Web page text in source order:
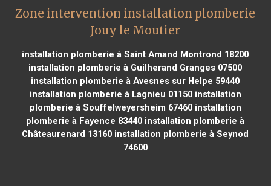
Zone intervention installation plomberie
Jouy le Moutier
installation plomberie à Saint Amand Montrond 18200
installation plomberie à Guilherand Granges 07500
installation plomberie à Avesnes sur Helpe 59440
installation plomberie à Lagnieu 01150installation
plomberie à Souffelweyersheim 67460installation
plomberie à Fayence 83440 installation plomberie à
Châteaurenard 13160 installation plomberie à Seynod
74600